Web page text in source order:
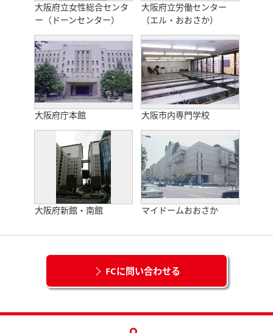
大阪府立女性総合センタ
ー（ドーンセンター）
大阪府立労働センター
（エル・おおさか）
大阪府庁本館 大阪市内専門学校
大阪府新館・南館 マイドームおおさか
FCに問い合わせる